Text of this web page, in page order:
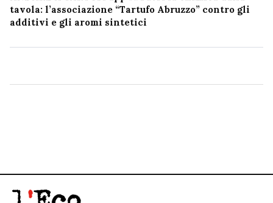
tavola: l’associazione “Tartufo Abruzzo” contro gli
additivi e gli aromi sintetici